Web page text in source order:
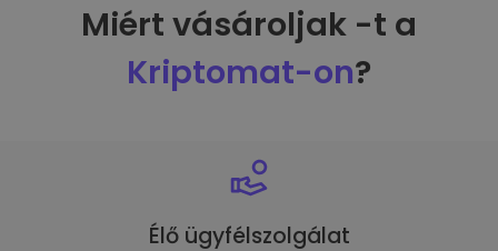
Miért vásároljak -t a
Kriptomat-on?
Élő ügyfélszolgálat